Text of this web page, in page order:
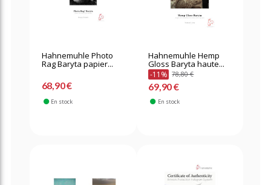
Hahnemuhle Photo
Rag Baryta papier...
68,90 €
En stock
Hahnemuhle Hemp
Gloss Baryta haute...
-11% 78,80 €
69,90 €
En stock